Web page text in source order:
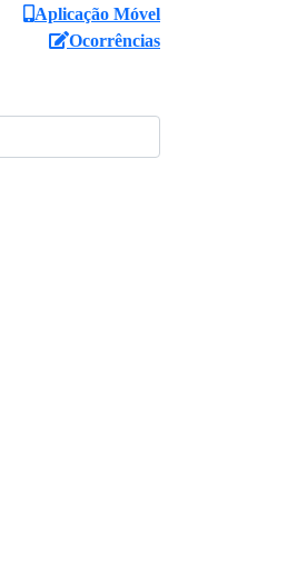
Aplicação Móvel
Ocorrências